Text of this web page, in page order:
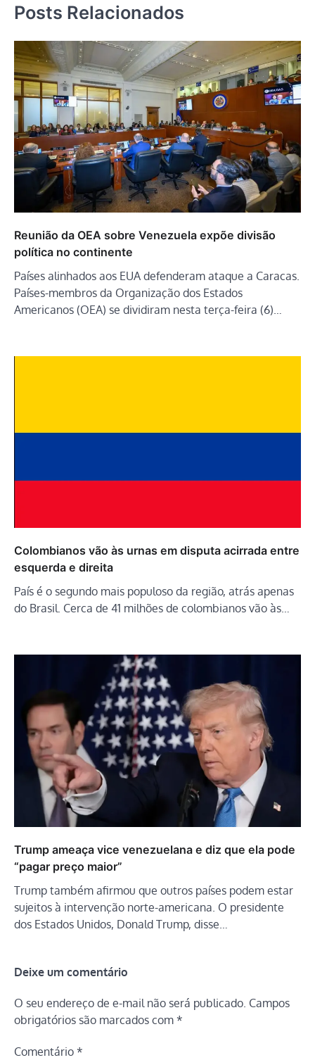
Posts Relacionados
Reunião da OEA sobre Venezuela expõe divisão
política no continente
Países alinhados aos EUA defenderam ataque a Caracas.
Países-membros da Organização dos Estados
Americanos (OEA) se dividiram nesta terça-feira (6)…
Colombianos vão às urnas em disputa acirrada entre
esquerda e direita
País é o segundo mais populoso da região, atrás apenas
do Brasil. Cerca de 41 milhões de colombianos vão às…
Trump ameaça vice venezuelana e diz que ela pode
“pagar preço maior”
Trump também afirmou que outros países podem estar
sujeitos à intervenção norte-americana. O presidente
dos Estados Unidos, Donald Trump, disse…
Deixe um comentário
O seu endereço de e-mail não será publicado. Campos
obrigatórios são marcados com *
Comentário *